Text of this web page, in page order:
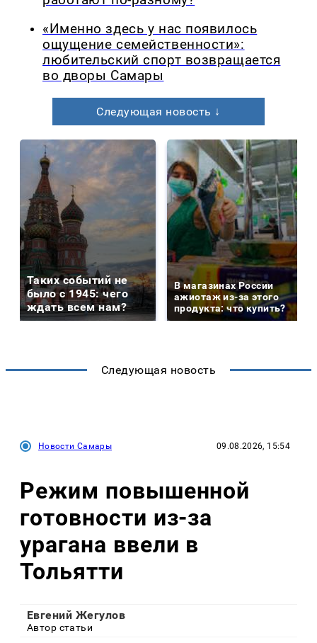
«Именно здесь у нас появилось
ощущение семейственности»:
любительский спорт возвращается
во дворы Самары
Следующая новость ↓
Таких событий не
было с 1945: чего
ждать всем нам?
В магазинах России
ажиотаж из-за этого
продукта: что купить?
Следующая новость
Новости Самары 09.08.2026, 15:54
Режим повышенной
готовности из-за
урагана ввели в
Тольятти
Евгений Жегулов
Автор статьи